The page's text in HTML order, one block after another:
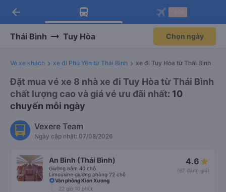
Tải app Vexere ngay!
Nhận ưu đãi thành viên độc
Mở app
Tải app Vexere
-30k/ghế khi đặt vé máy bay qua
Mở app
arrow_back
Thái Bình Tuy Hòa Chọn ngày
Vé xe khách xe đi Phú Yên từ Thái Bình xe đi Tuy Hòa từ Thái Bình
Đặt mua vé xe 8 nhà xe đi Tuy Hòa từ Thái Bình
chất lượng cao và giá vé ưu đãi nhất: 10
chuyến mỗi ngày
Vexere Team
Ngày cập nhật: 07/08/2026
An Bình (Thái Bình)
Giường nằm 40 chỗ
Limousine giường phòng 22 chỗ
4.6
(87 đánh giá)
Văn phòng Kiến Xương
22 giờ 10 phút